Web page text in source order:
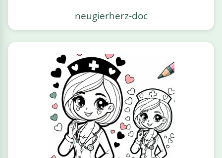
neugierherz-doc